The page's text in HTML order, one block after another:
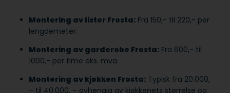
Montering av lister Frosta: Fra 150,- til 220,- per
lengdemeter.
Montering av garderobe Frosta: Fra 600,- til
1000,- per time eks. mva.
Montering av kjøkken Frosta: Typisk fra 20.000,
– til 40.000, – avhengig av kjøkkenets størrelse og